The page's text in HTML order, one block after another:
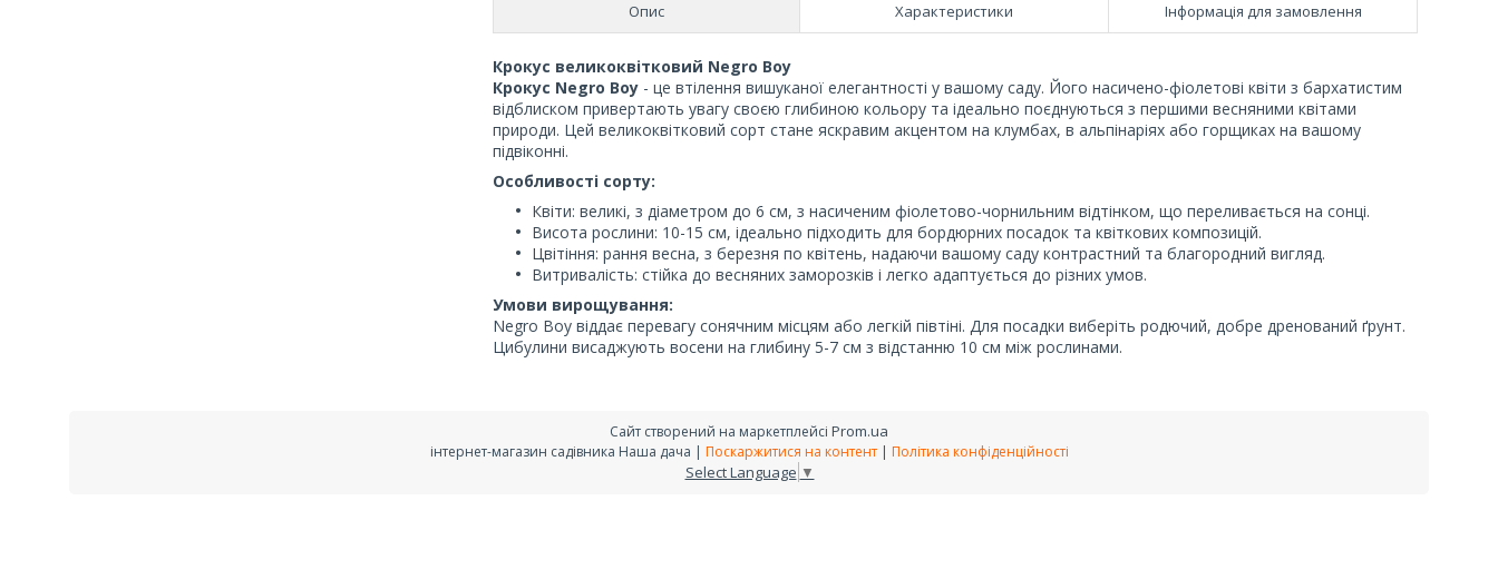
Опис Характеристики Інформація для замовлення
Крокус великоквітковий Negro Boy
Крокус Negro Boy - це втілення вишуканої елегантності у вашому саду. Його насичено-фіолетові квіти з бархатистим
відблиском привертають увагу своєю глибиною кольору та ідеально поєднуються з першими весняними квітами
природи. Цей великоквітковий сорт стане яскравим акцентом на клумбах, в альпінаріях або горщиках на вашому
підвіконні.
Особливості сорту:
Квіти: великі, з діаметром до 6 см, з насиченим фіолетово-чорнильним відтінком, що переливається на сонці.
Висота рослини: 10-15 см, ідеально підходить для бордюрних посадок та квіткових композицій.
Цвітіння: рання весна, з березня по квітень, надаючи вашому саду контрастний та благородний вигляд.
Витривалість: стійка до весняних заморозків і легко адаптується до різних умов.
Умови вирощування:
Negro Boy віддає перевагу сонячним місцям або легкій півтіні. Для посадки виберіть родючий, добре дренований ґрунт.
Цибулини висаджують восени на глибину 5-7 см з відстанню 10 см між рослинами.
Сайт створений на маркетплейсі Prom.ua
інтернет-магазин садівника Наша дача | Поскаржитися на контент | Політика конфіденційності
Select Language ▼